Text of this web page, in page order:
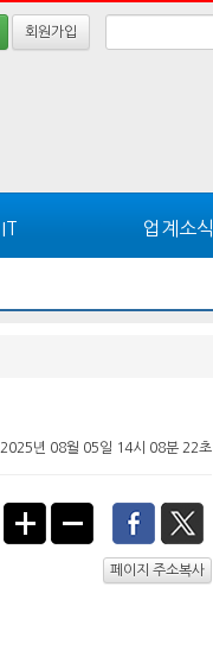
회원가입
IT 업계소식
2025년 08월 05일 14시 08분 22초
페이지 주소복사